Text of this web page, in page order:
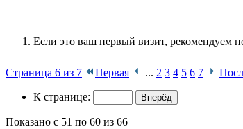
Если это ваш первый визит, рекомендуем
Страница 6 из 7 Первая ... 2 3 4 5 6 7
К странице:
Показано с 51 по 60 из 66